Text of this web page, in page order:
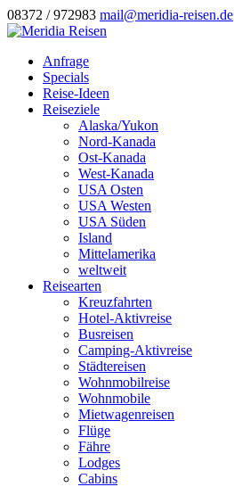
08372 / 972983 mail@meridia-reisen.de
Anfrage
Specials
Reise-Ideen
Reiseziele
Alaska/Yukon
Nord-Kanada
Ost-Kanada
West-Kanada
USA Osten
USA Westen
USA Süden
Island
Mittelamerika
weltweit
Reisearten
Kreuzfahrten
Hotel-Aktivreise
Busreisen
Camping-Aktivreise
Städtereisen
Wohnmobilreise
Wohnmobile
Mietwagenreisen
Flüge
Fähre
Lodges
Cabins